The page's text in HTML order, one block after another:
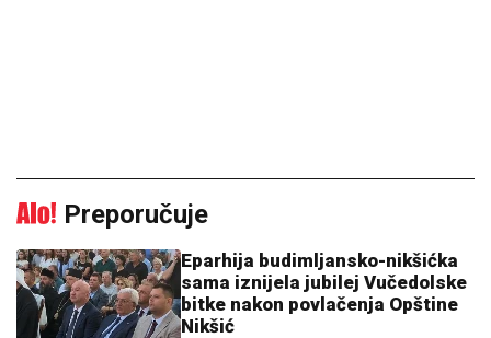
Preporučuje
Eparhija budimljansko-nikšićka
sama iznijela jubilej Vučedolske
bitke nakon povlačenja Opštine
Nikšić